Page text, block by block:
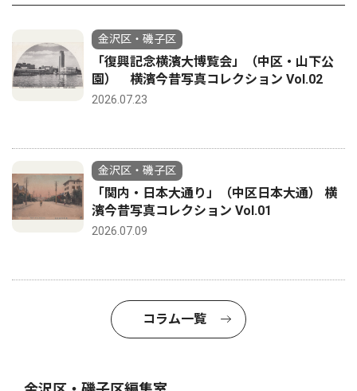
金沢区・磯子区
「復興記念横濱大博覧会」（中区・山下公
園） 横濱今昔写真コレクション Vol.02
2026.07.23
金沢区・磯子区
「関内・日本大通り」（中区日本大通） 横
濱今昔写真コレクション Vol.01
2026.07.09
コラム一覧